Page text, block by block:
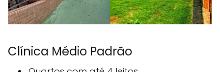
Clínica Médio Padrão